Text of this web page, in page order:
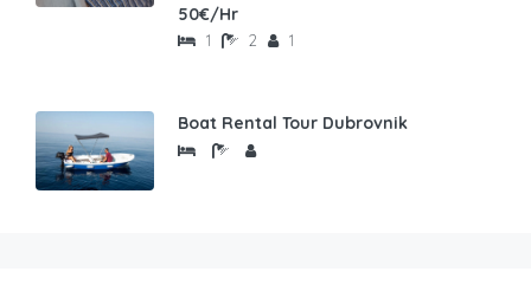
50€/Hr
1 2 1
Boat Rental Tour Dubrovnik